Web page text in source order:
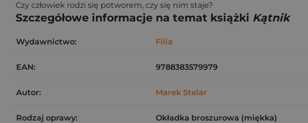
Czy człowiek rodzi się potworem, czy się nim staje?
Szczegółowe informacje na temat książki Kątnik
Wydawnictwo: Filia
EAN: 9788383579979
Autor: Marek Stelar
Rodzaj oprawy: Okładka broszurowa (miękka)